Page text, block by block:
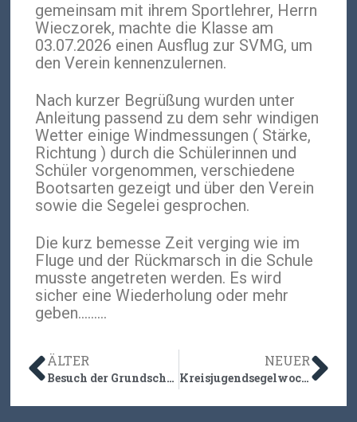
gemeinsam mit ihrem Sportlehrer, Herrn
Wieczorek, machte die Klasse am
03.07.2026 einen Ausflug zur SVMG, um
den Verein kennenzulernen.
Nach kurzer Begrüßung wurden unter
Anleitung passend zu dem sehr windigen
Wetter einige Windmessungen ( Stärke,
Richtung ) durch die Schülerinnen und
Schüler vorgenommen, verschiedene
Bootsarten gezeigt und über den Verein
sowie die Segelei gesprochen.
Die kurz bemesse Zeit verging wie im
Fluge und der Rückmarsch in die Schule
musste angetreten werden. Es wird
sicher eine Wiederholung oder mehr
geben………
ÄLTER
Besuch der Grundschule Malente bei der SVMG
NEUER
Kreisjugendsegelwoche 2026